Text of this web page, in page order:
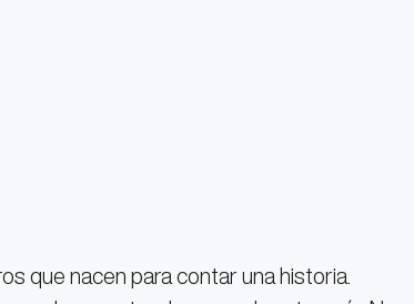
que nacen para contar una historia.